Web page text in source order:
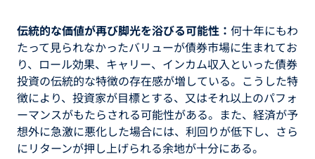
伝統的な価値が再び脚光を浴びる可能性： 何十年にもわ
たって見られなかったバリューが債券市場に生まれてお
り、ロール効果、キャリー、インカム収入といった債券
投資の伝統的な特徴の存在感が増している。こうした特
徴により、投資家が目標とする、又はそれ以上のパフォ
ーマンスがもたらされる可能性がある。また、経済が予
想外に急激に悪化した場合には、利回りが低下し、さら
にリターンが押し上げられる余地が十分にある。